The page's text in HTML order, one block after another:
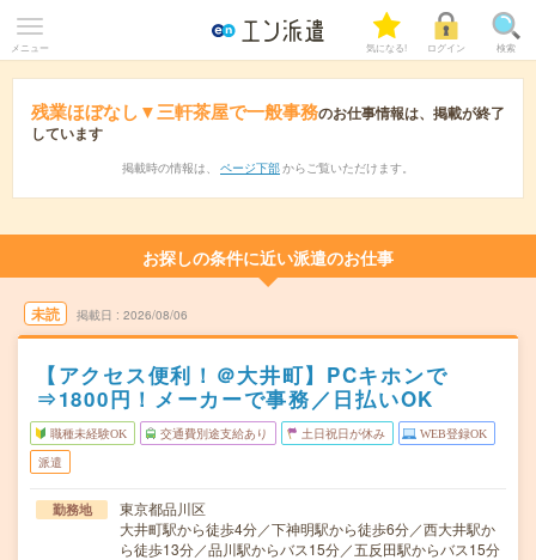
メニュー 気になる! ログイン 検索
残業ほぼなし▼三軒茶屋で一般事務のお仕事情報は、掲載が終了
しています
掲載時の情報は、 ページ下部 からご覧いただけます。
お探しの条件に近い派遣のお仕事
未読 掲載日 2026/08/06
【アクセス便利！＠大井町】PCキホンで
⇒1800円！メーカーで事務／日払いOK
職種未経験OK 交通費別途支給あり 土日祝日が休み WEB登録OK
派遣
勤務地
東京都品川区
大井町駅から徒歩4分／下神明駅から徒歩6分／西大井駅か
ら徒歩13分／品川駅からバス15分／五反田駅からバス15分